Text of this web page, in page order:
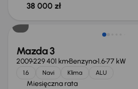
38 000 zł
Mazda 3
2009229 401 kmBenzyna1.677 kW
1.6 Navi Klima ALU
Miesięczna rata